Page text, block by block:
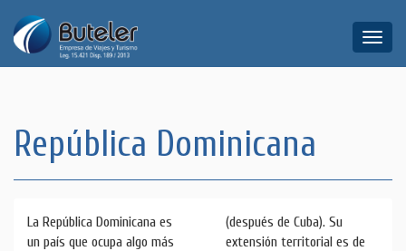
Toggle
República Dominicana
La República Dominicana es
un país que ocupa algo más
(después de Cuba). Su
extensión territorial es de